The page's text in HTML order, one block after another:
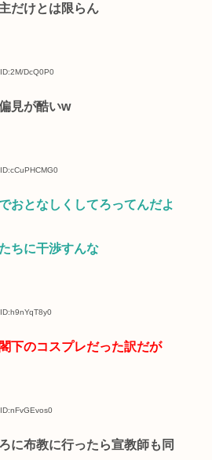
だけとは限らん
ID:2M/DcQ0P0
見が酷いw
ID:cCuPHCMG0
おとなしくしてろってんだよ
ちに干渉すんな
ID:h9nYqT8y0
下のコスプレだった訳だが
ID:nFvGEvos0
に布教に行ったら宣教師も同